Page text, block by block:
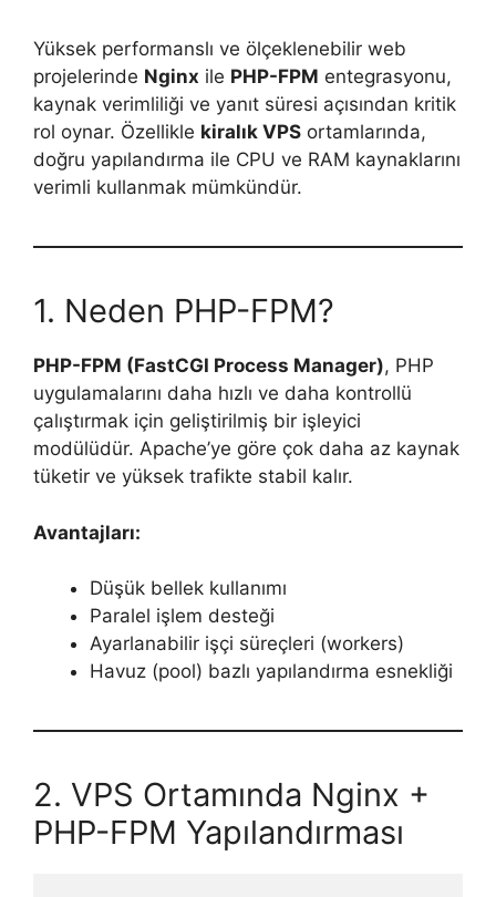
Yüksek performanslı ve ölçeklenebilir web
projelerinde Nginx ile PHP-FPM entegrasyonu,
kaynak verimliliği ve yanıt süresi açısından kritik
rol oynar. Özellikle kiralık VPS ortamlarında,
doğru yapılandırma ile CPU ve RAM kaynaklarını
verimli kullanmak mümkündür.
1. Neden PHP-FPM?
PHP-FPM (FastCGI Process Manager), PHP
uygulamalarını daha hızlı ve daha kontrollü
çalıştırmak için geliştirilmiş bir işleyici
modülüdür. Apache’ye göre çok daha az kaynak
tüketir ve yüksek trafikte stabil kalır.
Avantajları:
Düşük bellek kullanımı
Paralel işlem desteği
Ayarlanabilir işçi süreçleri (workers)
Havuz (pool) bazlı yapılandırma esnekliği
2. VPS Ortamında Nginx +
PHP-FPM Yapılandırması